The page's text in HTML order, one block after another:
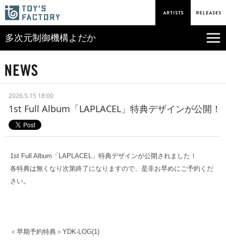
多次元制御機構よだか
2026.5.15 18:00
1st Full Album「LAPLACEL」特典デザインが公開！
1st Full Album「LAPLACEL」特典デザインが公開されました！
各特典は無くなり次第終了になりますので、是非お早めにご予約くだ
さい。
＜早期予約特典＞ YDK-LOG(1)